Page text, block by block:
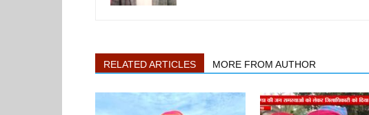
RELATED ARTICLES MORE FROM AUTHOR